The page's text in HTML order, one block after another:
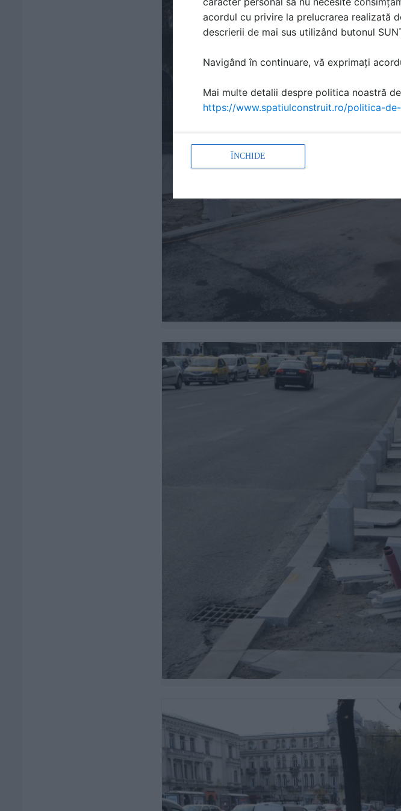
acordul cu privire la prelucrarea realizată
descrierii de mai sus utilizând butonul
Navigând în continuare, vă exprimați
Mai multe detalii despre politica noastră
https://www.spatiulconstruit.ro/politica-
ÎNCHIDE